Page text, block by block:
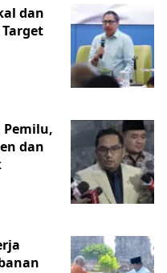
dan
Pemilu,
dan